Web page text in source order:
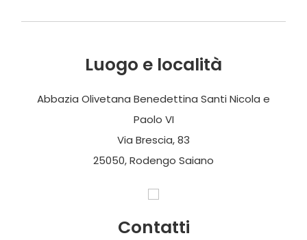
Chiostro “Grande” (1480-90) ha un portico e
loggiato con decorazioni in maiolica. Quello detto
della “Cisterna” è di epoca tardorinascimentale.
febbraio 2019 gli è stata ufficialmente intitolata.
visita dell’Abbazia nell’ambito del progetto “I tesori
nascosti di Rodengo Saiano: patrimonio culturale e
Luogo e località
Abbazia Olivetana Benedettina Santi Nicola e
Paolo VI
Via Brescia, 83
25050, Rodengo Saiano
Contatti